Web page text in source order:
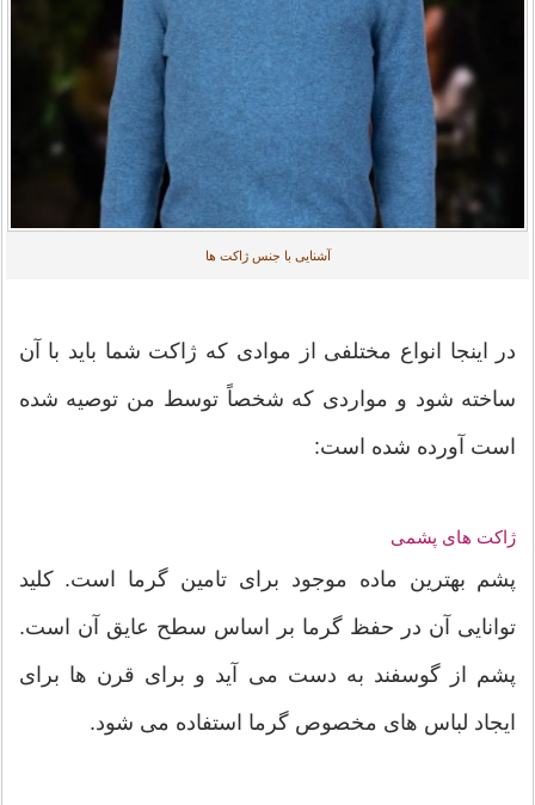
آشنایی با جنس ژاکت ها
در اینجا انواع مختلفی از موادی که ژاکت شما باید با آن
ساخته شود و مواردی که شخصاً توسط من توصیه شده
است آورده شده است:
ژاکت های پشمی
پشم بهترین ماده موجود برای تامین گرما است. کلید
توانایی آن در حفظ گرما بر اساس سطح عایق آن است.
پشم از گوسفند به دست می آید و برای قرن ها برای
ایجاد لباس های مخصوص گرما استفاده می شود.